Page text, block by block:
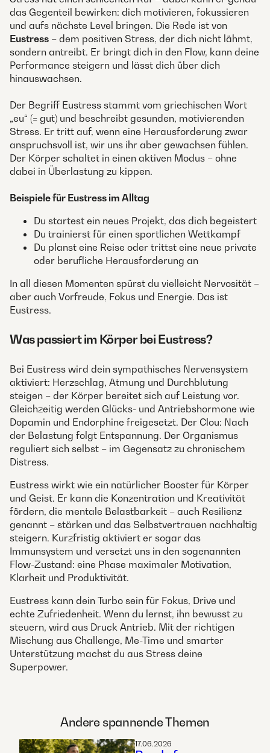
das Gegenteil bewirken: dich motivieren, fokussieren
und aufs nächste Level bringen. Die Rede ist von
Eustress – dem positiven Stress, der dich nicht lähmt,
sondern antreibt. Er bringt dich in den Flow, kann deine
Performance steigern und lässt dich über dich
hinauswachsen.
Der Begriff Eustress stammt vom griechischen Wort
„eu“ (= gut) und beschreibt gesunden, motivierenden
Stress. Er tritt auf, wenn eine Herausforderung zwar
anspruchsvoll ist, wir uns ihr aber gewachsen fühlen.
Der Körper schaltet in einen aktiven Modus – ohne
dabei in Überlastung zu kippen.
Beispiele für Eustress im Alltag
Du startest ein neues Projekt, das dich begeistert
Du trainierst für einen sportlichen Wettkampf
Du planst eine Reise oder trittst eine neue private
oder berufliche Herausforderung an
In all diesen Momenten spürst du vielleicht Nervosität –
aber auch Vorfreude, Fokus und Energie. Das ist
Eustress.
Was passiert im Körper bei Eustress?
Bei Eustress wird dein sympathisches Nervensystem
aktiviert: Herzschlag, Atmung und Durchblutung
steigen – der Körper bereitet sich auf Leistung vor.
Gleichzeitig werden Glücks- und Antriebshormone wie
Dopamin und Endorphine freigesetzt. Der Clou: Nach
der Belastung folgt Entspannung. Der Organismus
reguliert sich selbst – im Gegensatz zu chronischem
Distress.
Eustress wirkt wie ein natürlicher Booster für Körper
und Geist. Er kann die Konzentration und Kreativität
fördern, die mentale Belastbarkeit – auch Resilienz
genannt – stärken und das Selbstvertrauen nachhaltig
steigern. Kurzfristig aktiviert er sogar das
Immunsystem und versetzt uns in den sogenannten
Flow-Zustand: eine Phase maximaler Motivation,
Klarheit und Produktivität.
Eustress kann dein Turbo sein für Fokus, Drive und
echte Zufriedenheit. Wenn du lernst, ihn bewusst zu
steuern, wird aus Druck Antrieb. Mit der richtigen
Mischung aus Challenge, Me-Time und smarter
Unterstützung machst du aus Stress deine
Superpower.
Andere spannende Themen
17.06.2026